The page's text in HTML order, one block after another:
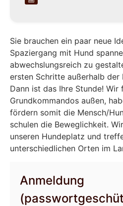
Sie brauchen ein paar neue
Spaziergang mit Hund
abwechslungsreich zu
ersten Schritte außerhalb
Dann ist das Ihre Stunde! Wir
Grundkommandos außen,
fördern somit die Mensch/
schulen die Beweglichkeit.
unseren Hundeplatz und
unterschiedlichen Orten im
Anmeldung